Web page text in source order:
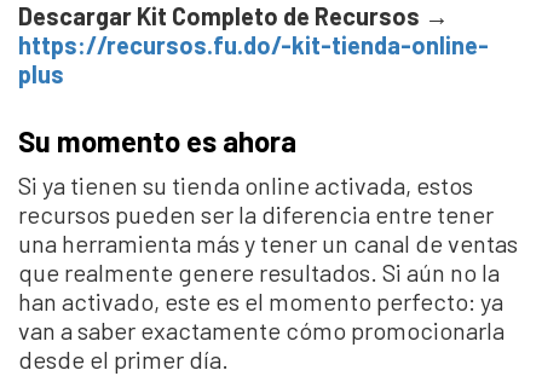
Descargar Kit Completo de Recursos →
https://recursos.fu.do/-kit-tienda-online-
plus
Su momento es ahora
Si ya tienen su tienda online activada, estos
recursos pueden ser la diferencia entre tener
una herramienta más y tener un canal de ventas
que realmente genere resultados. Si aún no la
han activado, este es el momento perfecto: ya
van a saber exactamente cómo promocionarla
desde el primer día.